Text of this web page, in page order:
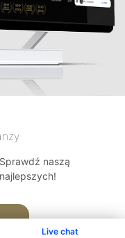
Live chat
naszą